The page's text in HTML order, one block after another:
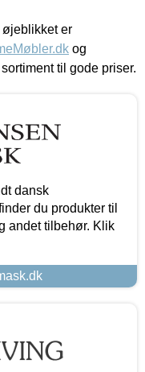
er
og
til gode priser.
dansk
du produkter til
andet tilbehør. Klik